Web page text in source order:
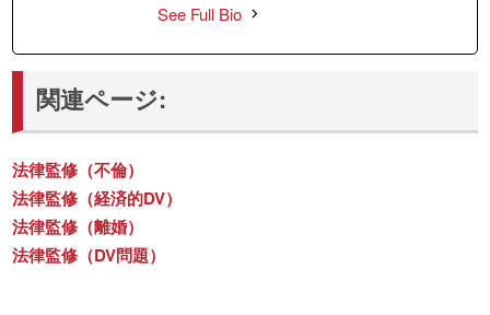
See Full Bio
関連ページ:
法律監修（不倫）
法律監修（経済的DV）
法律監修（離婚）
法律監修（DV問題）